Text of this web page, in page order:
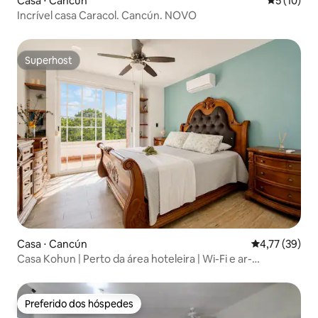
Incrível casa Caracol. Cancún. NOVO
Superhost
Superhost
Casa ⋅ Cancún 4,77 de uma
4,77 (39)
Casa Kohun | Perto da área hoteleira | Wi-Fi e ar-
Preferido dos hóspedes
Preferido dos hóspedes